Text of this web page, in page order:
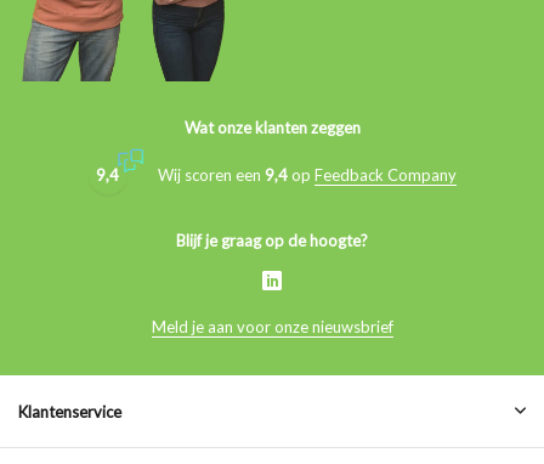
Wat onze klanten zeggen
9,4 Wij scoren een 9,4op Feedback Company
Blijf je graag op de hoogte?
Meld je aan voor onze nieuwsbrief
Klantenservice